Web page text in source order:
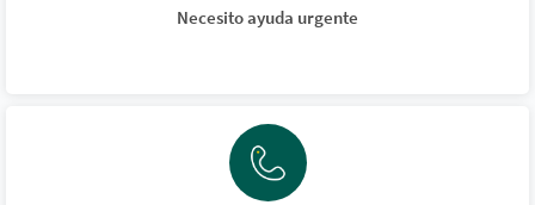
Necesito ayuda urgente